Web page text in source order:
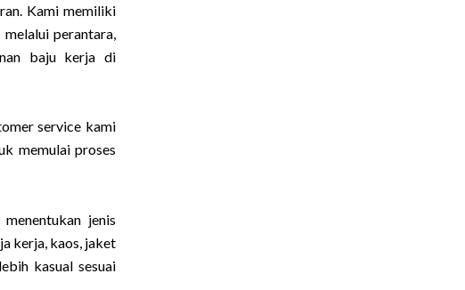
Kami memiliki
perantara,
baju kerja di
service kami
memulai proses
jenis
kerja, kaos, jaket
kasual sesuai